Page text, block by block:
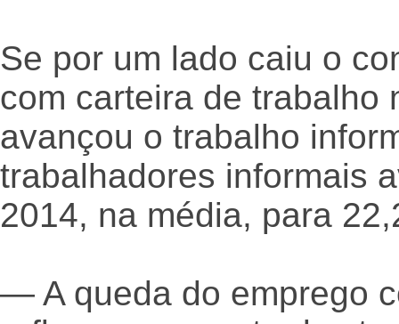
Se por um lado caiu o
com carteira de trabalho
avançou o trabalho
trabalhadores informais
2014, na média, para
— A queda do emprego